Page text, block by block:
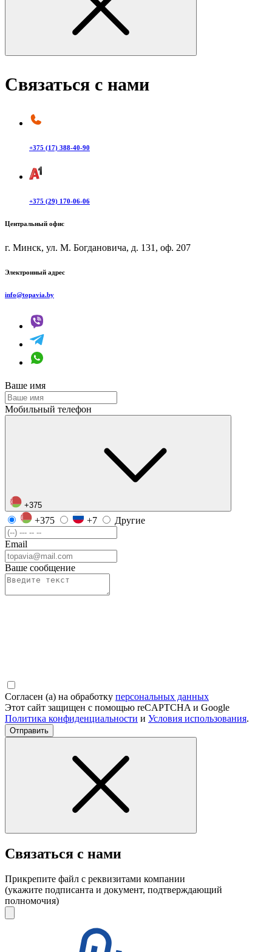
Связаться с нами
+375 (17) 388-40-90
+375 (29) 170-06-06
Центральный офис
г. Минск, ул. М. Богдановича, д. 131, оф. 207
Электронный адрес
info@topavia.by
Ваше имя
Мобильный телефон
+375
+375 +7 Другие
Email
Ваше сообщение
Согласен (а) на обработку персональных данных
Этот сайт защищен с помощью reCAPTCHA и Google
Политика конфиденциальности и Условия использования.
Отправить
Связаться с нами
Прикрепите файл с реквизитами компании
(укажите подписанта и документ, подтверждающий
полномочия)